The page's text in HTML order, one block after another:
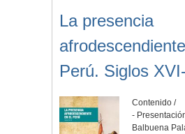
La presencia
Perú. Siglos
Contenido /
-
Balbuena